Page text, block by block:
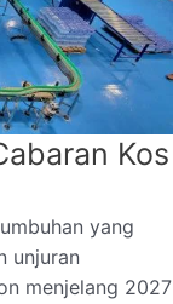
Kos
yang
unjuran
menjelang 2027